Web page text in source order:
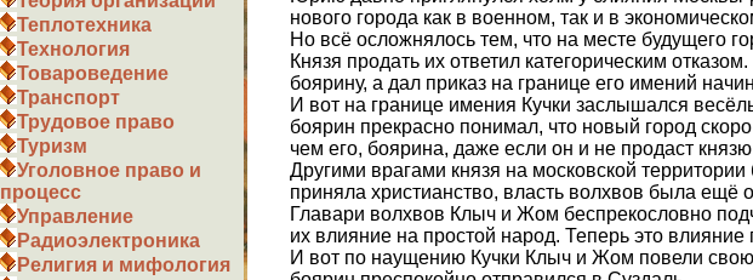
Теплотехника
Технология
Товароведение
Транспорт
Трудовое право
Туризм
Уголовное право и
процесс
Управление
Радиоэлектроника
Религия и мифология
нового города как в военном, так и в
Но всё осложнялось тем, что на месте будущего
Князя продать их ответил категорическим
боярину, а дал приказ на границе его имений
И вот на границе имения Кучки заслышался
боярин прекрасно понимал, что новый город
чем его, боярина, даже если он и не продаст
Другими врагами князя на московской
приняла христианство, власть волхвов была ещё
Главари волхвов Клыч и Жом беспрекословно
их влияние на простой народ. Теперь это
И вот по наущению Кучки Клыч и Жом повели свою